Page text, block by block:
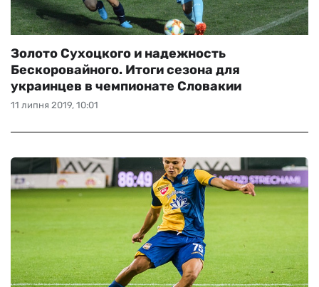
11 липня 2019, 10:01
Золото Сухоцкого и надежность
Бескоровайного. Итоги сезона для
украинцев в чемпионате Словакии